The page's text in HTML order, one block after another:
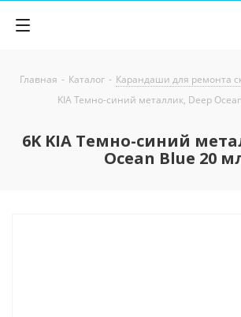
Главная - Каталог - Карандаши для ремонта
KIA Темно-синий металлик, Deep
6K KIA Темно-синий
Ocean Blue 20